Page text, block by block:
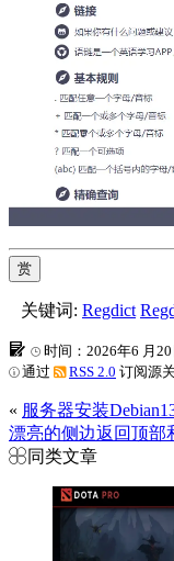
赏
关键词: Regdict
时间：2026年6 月
通过
RSS 2.0 订阅源关
« 服务器安装
漂亮的侧边返回顶部
同类文章